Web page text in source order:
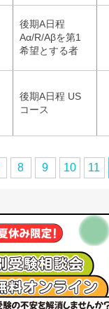
後期A日程
Aα/R/Aβを第1
希望とする者
後期A日程 US
コース
8 9 10 11